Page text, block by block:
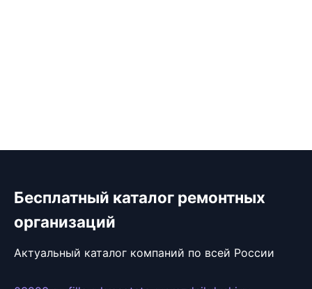
Бесплатный каталог ремонтных
организаций
Актуальный каталог компаний по всей России